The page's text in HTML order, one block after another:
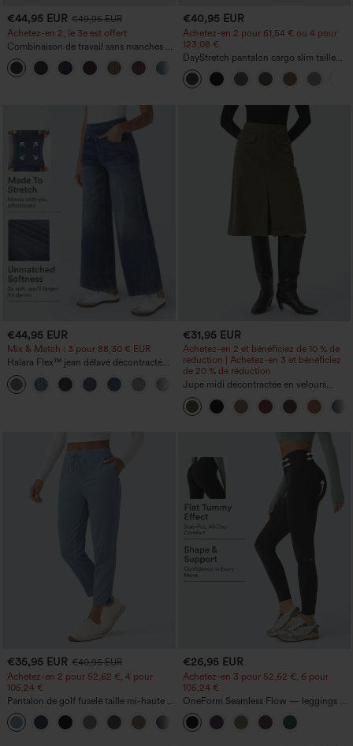
€44,95 EUR €49,95 EUR
Achetez-en 2, le 3e est offert
Combinaison de travail sans manches à
encolure bateau, côtés noués, toucher
frais, rayée, avec poches — Édition Easy
Peezy
€40,95 EUR
Achetez-en 2 pour 61,54 € ou 4 pour
123,08 €.
DayStretch pantalon cargo slim taille
haute, poches zippées, uni
€44,95 EUR
Mix & Match : 3 pour 88,30 € EUR
Halara Flex™ jean délavé décontracté
taille haute à poches, coupe baggy à
jambe large
+2
€31,95 EUR
Achetez-en 2 et bénéficiez de 10 % de
réduction | Achetez-en 3 et bénéficiez
de 20 % de réduction
Jupe midi décontractée en velours
côtelé, taille mi-haute, poches avant
latérales à rabat
€35,95 EUR €40,95 EUR
Achetez-en 2 pour 52,62 €, 4 pour
105,24 €
Pantalon de golf fuselé taille mi-haute à
cordon, ourlet incurvé, séchage rapide,
avec poches — UPF40+
+2
€26,95 EUR
Achetez-en 3 pour 52,62 €, 6 pour
105,24 €
OneForm Seamless Flow — leggings de
yoga sans coutures, taille mi-haute, effet
gainant pour le ventre et liftant pour les
fesses